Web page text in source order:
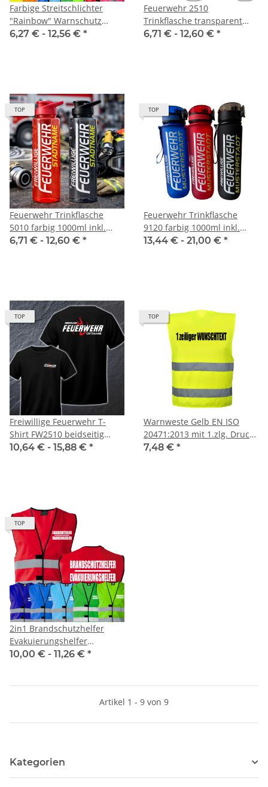
Farbige Streitschlichter
"Rainbow" Warnschutz
Weste Für ein faires
6,27 € - 12,56 € *
Feuerwehr 2510
Trinkflasche transparent
650ml inkl. Wunschnamen
6,71 € - 12,60 € *
TOP
Feuerwehr Trinkflasche
5010 farbig 1000ml inkl.
Wunschnamen
6,71 € - 12,60 € *
TOP
Feuerwehr Trinkflasche
9120 farbig 1000ml inkl.
Wunschnamen
13,44 € - 21,00 € *
TOP
Freiwillige Feuerwehr T-
Shirt FW2510 beidseitig
Wunschstadt -
10,64 € - 15,88 € *
TOP
Warnweste Gelb EN ISO
20471:2013 mit 1.zlg. Druck
Rücken
7,48 € *
TOP
2in1 Brandschutzhelfer
Evakuierungshelfer
Warnweste Sonderfarbe in 7
10,00 € - 11,26 € *
Artikel 1 - 9 von 9
Kategorien